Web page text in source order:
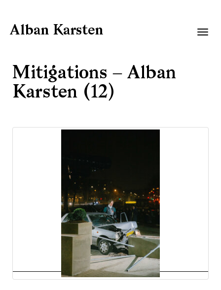
Alban Karsten
Mitigations – Alban
Karsten (12)